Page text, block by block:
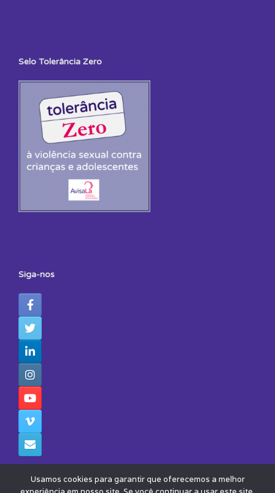
Selo Tolerância Zero
Siga-nos
Usamos cookies para garantir que oferecemos a melhor